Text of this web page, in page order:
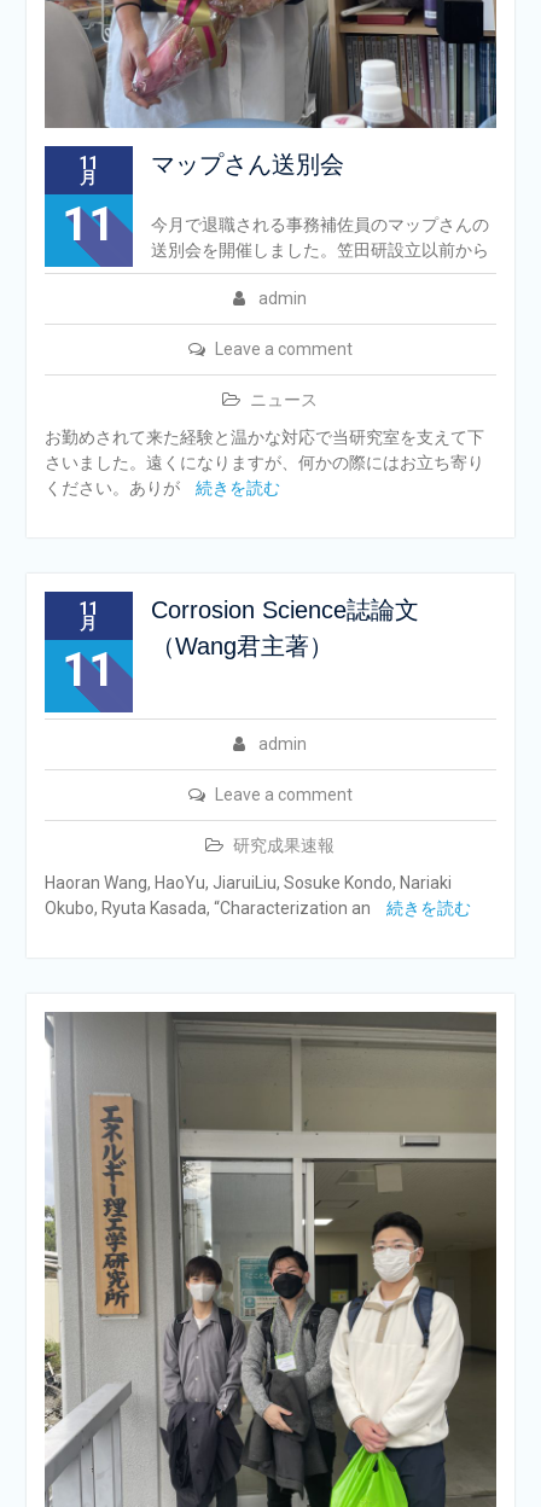
11
月
11
マップさん送別会
admin
Leave a comment
ニュース
今月で退職される事務補佐員のマップさんの
送別会を開催しました。笠田研設立以前から
お勤めされて来た経験と温かな対応で当研究室を支えて下
さいました。遠くになりますが、何かの際にはお立ち寄り
ください。ありが
続きを読む
11
月
11
Corrosion Science誌論文
（Wang君主著）
admin
Leave a comment
研究成果速報
Haoran Wang, HaoYu, JiaruiLiu, Sosuke Kondo, Nariaki
Okubo, Ryuta Kasada, “Characterization an
続きを読む